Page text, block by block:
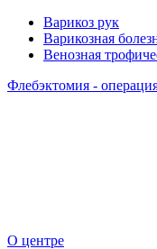
Варикоз рук
Варикозная
Венозная
Флебэктомия -
О центре